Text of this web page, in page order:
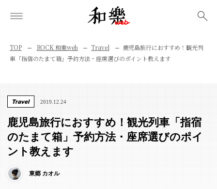
TOP ROCK 和樂web Travel
鹿児島旅行におすすめ！観光列
車「指宿のたまて箱」予約方法・座席選びのポイント教えます
Travel 2019.12.24
鹿児島旅行におすすめ！観光列車「指宿
のたまて箱」予約方法・座席選びのポイ
ント教えます
東郷 カオル